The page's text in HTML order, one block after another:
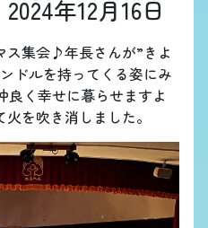
2024年12月16日
ス集会♪年長さんが”きよ
ドルを持ってくる姿にみ
良く幸せに暮らせますよ
を吹き消しました。